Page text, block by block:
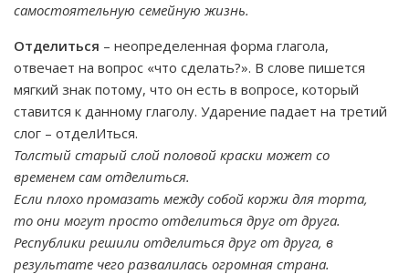
самостоятельную семейную жизнь.
Отделиться – неопределенная форма глагола,
отвечает на вопрос «что сделать?». В слове пишется
мягкий знак потому, что он есть в вопросе, который
ставится к данному глаголу. Ударение падает на третий
слог – отделИться.
Толстый старый слой половой краски может со
временем сам отделиться.
Если плохо промазать между собой коржи для торта,
то они могут просто отделиться друг от друга.
Республики решили отделиться друг от друга, в
результате чего развалилась огромная страна.